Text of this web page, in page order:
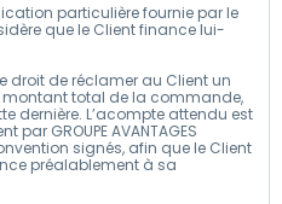
particulière fournie par le
que le Client finance lui-
le droit de réclamer au Client un
montant total de la commande,
dernière. L’acompte attendu est
GROUPE AVANTAGES
signés, afin que le Client
préalablement à sa